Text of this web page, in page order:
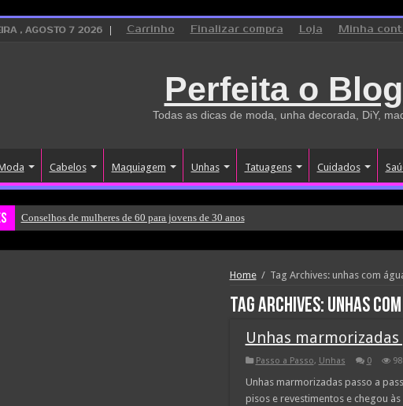
, AGOSTO 7 2026 Carrinho Finalizar compra Loja Minha
Perfeita o
Todas as dicas de moda, unha decorada, DiY,
Cabelos Maquiagem Unhas Tatuagens Cuidados
Conselhos de mulheres de 60 para jovens de 30 anos
Home / Tag Archives: unhas com
Tag Archives: unhas
Unhas marmorizadas
Passo a Passo, Unhas 0
Unhas marmorizadas passo a
pisos e revestimentos e chegou